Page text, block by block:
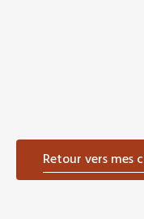
Retour vers mes